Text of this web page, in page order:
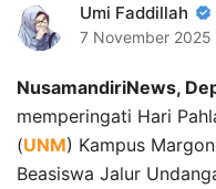
Umi Faddillah
7 November 2025
NusamandiriNews,
memperingati Hari
(UNM) Kampus
Beasiswa Jalur